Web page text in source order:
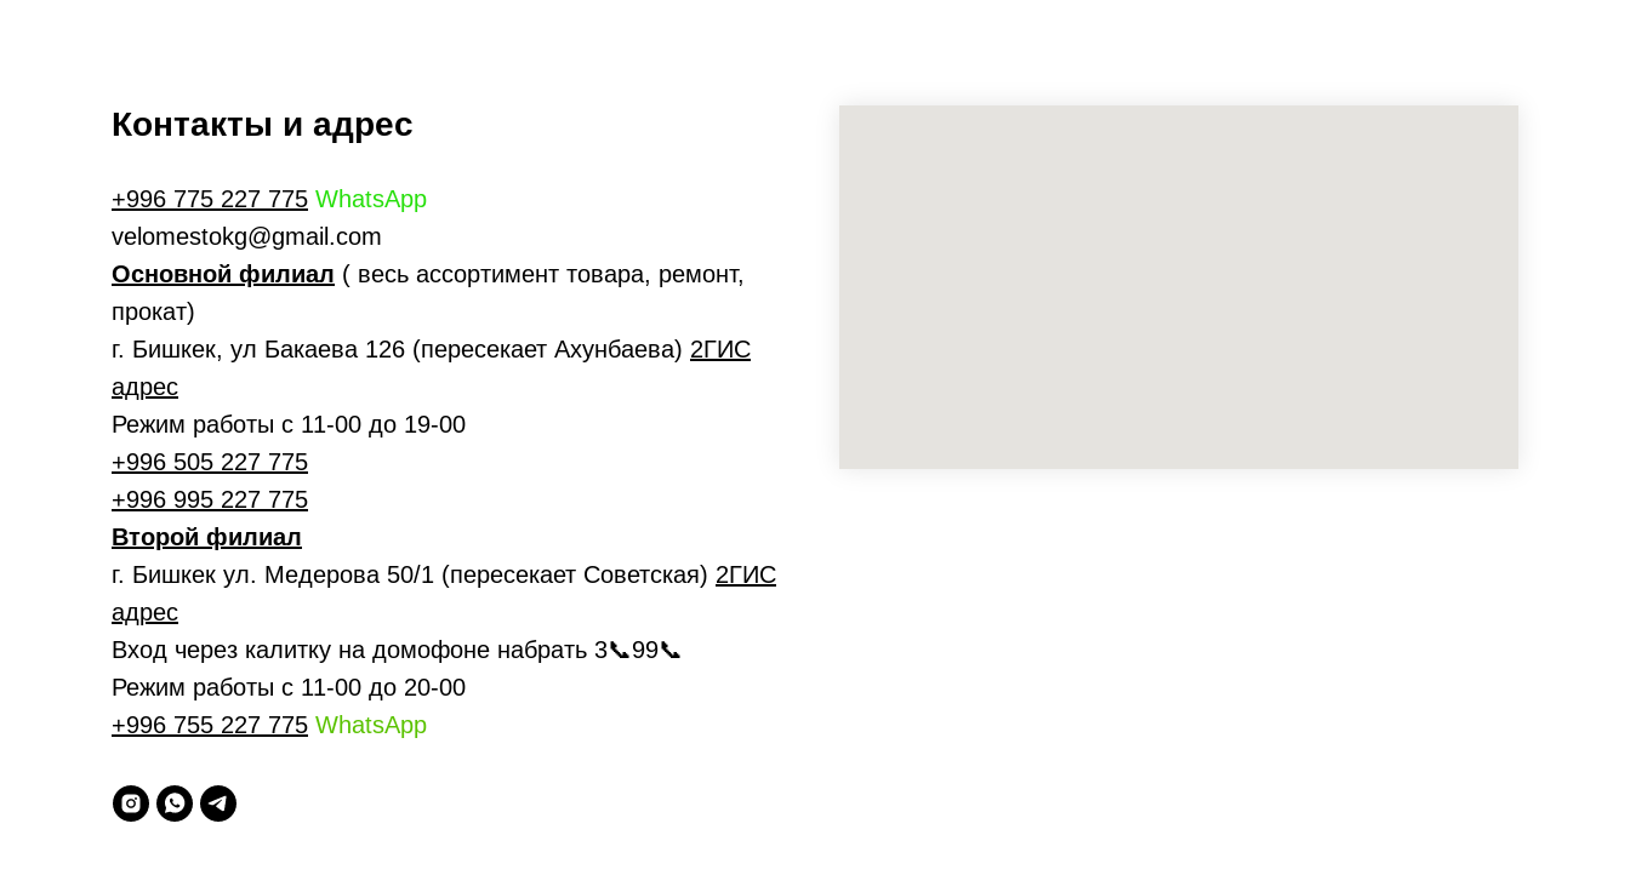
Контакты и адрес
+996 775 227 775 WhatsApp
velomestokg@gmail.com
Основной филиал ( весь ассортимент товара, ремонт,
прокат)
г. Бишкек, ул Бакаева 126 (пересекает Ахунбаева) 2ГИС
адрес
Режим работы с 11-00 до 19-00
+996 505 227 775
+996 995 227 775
Второй филиал
г. Бишкек ул. Медерова 50/1 (пересекает Советская) 2ГИС
адрес
Вход через калитку на домофоне набрать 3📞99📞
Режим работы с 11-00 до 20-00
+996 755 227 775 WhatsApp